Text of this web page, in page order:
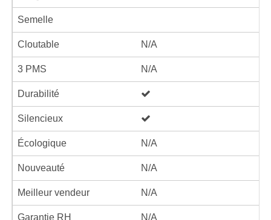
Semelle
Cloutable N/A
3 PMS N/A
Durabilité
Silencieux
Écologique N/A
Nouveauté N/A
Meilleur vendeur N/A
Garantie RH N/A